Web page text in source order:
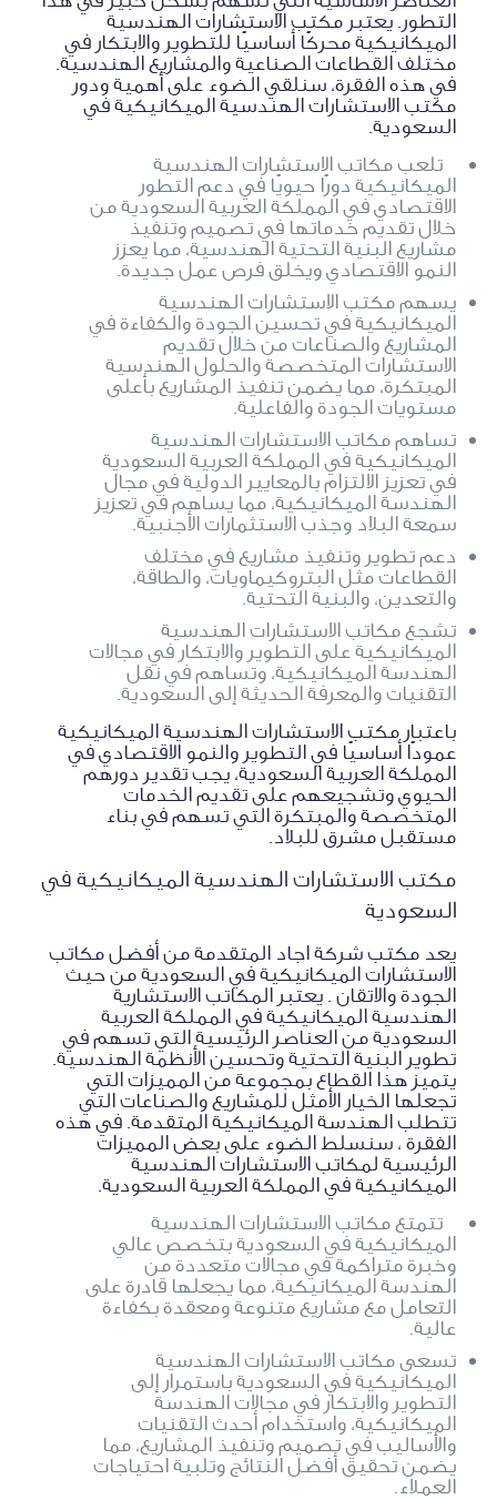
التطور. يعتبر مكتب الاستشارات الهندسية
الميكانيكية محركًا أساسيًا للتطوير والابتكار في
مختلف القطاعات الصناعية والمشاريع الهندسية.
في هذه الفقرة، سنلقي الضوء على أهمية ودور
مكتب الاستشارات الهندسية الميكانيكية في
السعودية.
تلعب مكاتب الاستشارات الهندسية
الميكانيكية دورًا حيويًا في دعم التطور
الاقتصادي في المملكة العربية السعودية من
خلال تقديم خدماتها في تصميم وتنفيذ
مشاريع البنية التحتية الهندسية، مما يعزز
النمو الاقتصادي ويخلق فرص عمل جديدة.
يسهم مكتب الاستشارات الهندسية
الميكانيكية في تحسين الجودة والكفاءة في
المشاريع والصناعات من خلال تقديم
الاستشارات المتخصصة والحلول الهندسية
المبتكرة، مما يضمن تنفيذ المشاريع بأعلى
مستويات الجودة والفاعلية.
تساهم مكاتب الاستشارات الهندسية
الميكانيكية في المملكة العربية السعودية
في تعزيز الالتزام بالمعايير الدولية في مجال
الهندسة الميكانيكية، مما يساهم في تعزيز
سمعة البلاد وجذب الاستثمارات الأجنبية.
دعم تطوير وتنفيذ مشاريع في مختلف
القطاعات مثل البتروكيماويات، والطاقة،
والتعدين، والبنية التحتية.
تشجع مكاتب الاستشارات الهندسية
الميكانيكية على التطوير والابتكار في مجالات
الهندسة الميكانيكية، وتساهم في نقل
التقنيات والمعرفة الحديثة إلى السعودية.
باعتبار مكتب الاستشارات الهندسية الميكانيكية
عمودًا أساسيًا في التطوير والنمو الاقتصادي في
المملكة العربية السعودية، يجب تقدير دورهم
الحيوي وتشجيعهم على تقديم الخدمات
المتخصصة والمبتكرة التي تسهم في بناء
مستقبل مشرق للبلاد.
مكتب الاستشارات الهندسية الميكانيكية في
السعودية
يعد مكتب شركة اجاد المتقدمة من أفضل مكاتب
الاستشارات الميكانيكية في السعودية من حيث
الجودة والاتقان . يعتبر المكاتب الاستشارية
الهندسية الميكانيكية في المملكة العربية
السعودية من العناصر الرئيسية التي تسهم في
تطوير البنية التحتية وتحسين الأنظمة الهندسية.
يتميز هذا القطاع بمجموعة من المميزات التي
تجعلها الخيار الأمثل للمشاريع والصناعات التي
تتطلب الهندسة الميكانيكية المتقدمة. في هذه
الفقرة ، سنسلط الضوء على بعض المميزات
الرئيسية لمكاتب الاستشارات الهندسية
الميكانيكية في المملكة العربية السعودية.
تتمتع مكاتب الاستشارات الهندسية
الميكانيكية في السعودية بتخصص عالي
وخبرة متراكمة في مجالات متعددة من
الهندسة الميكانيكية، مما يجعلها قادرة على
التعامل مع مشاريع متنوعة ومعقدة بكفاءة
عالية.
تسعى مكاتب الاستشارات الهندسية
الميكانيكية في السعودية باستمرار إلى
التطوير والابتكار في مجالات الهندسة
الميكانيكية، واستخدام أحدث التقنيات
والأساليب في تصميم وتنفيذ المشاريع، مما
يضمن تحقيق أفضل النتائج وتلبية احتياجات
العملاء.